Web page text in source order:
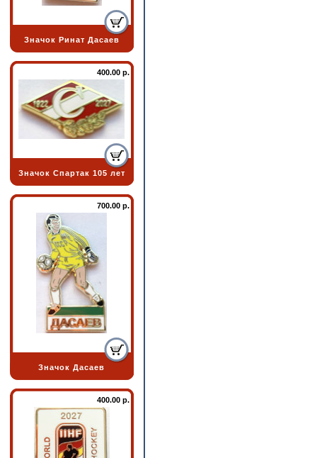
Значок Ринат Дасаев
400.00 р.
Значок Спартак 105 лет
700.00 р.
Значок Дасаев
400.00 р.